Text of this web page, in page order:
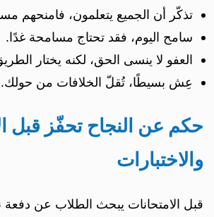
تذكّر أن الجميع يتعلمون، فامنحهم
سامح اليوم، فقد تحتاج مسامحة غدًا.
العفو لا ينسى الحق، لكنه يختار
عِش بسيطًا، تُقلّ الخلافات من حولك.
حكم عن النجاح تحفّز قبل
والاختبارات
قبل الامتحانات يبحث الطلاب عن دفعة